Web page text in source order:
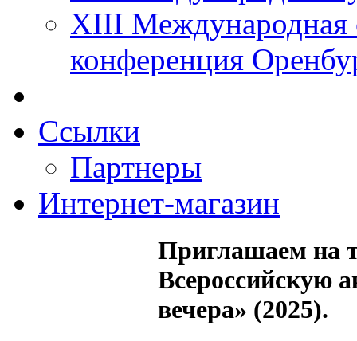
XIII Международная
конференция
Ссылки
Партнеры
Интернет-магазин
Приглашаем на
Всероссийскую
вечера» (2025).